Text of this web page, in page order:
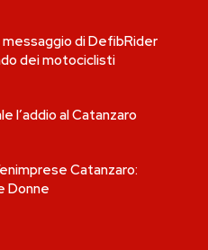
messaggio di DefibRider
dei motociclisti
l’addio al Catanzaro
Catanzaro:
Donne